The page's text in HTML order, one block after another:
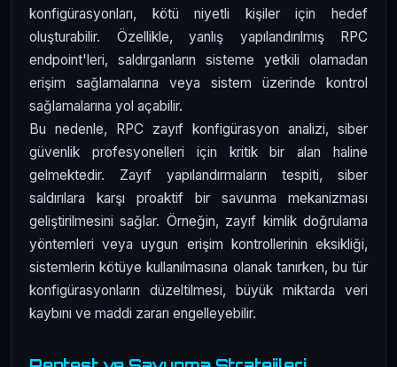
konfigürasyonları, kötü niyetli kişiler için hedef
oluşturabilir. Özellikle, yanlış yapılandırılmış RPC
endpoint'leri, saldırganların sisteme yetkili olamadan
erişim sağlamalarına veya sistem üzerinde kontrol
sağlamalarına yol açabilir.
Bu nedenle, RPC zayıf konfigürasyon analizi, siber
güvenlik profesyonelleri için kritik bir alan haline
gelmektedir. Zayıf yapılandırmaların tespiti, siber
saldırılara karşı proaktif bir savunma mekanizması
geliştirilmesini sağlar. Örneğin, zayıf kimlik doğrulama
yöntemleri veya uygun erişim kontrollerinin eksikliği,
sistemlerin kötüye kullanılmasına olanak tanırken, bu tür
konfigürasyonların düzeltilmesi, büyük miktarda veri
kaybını ve maddi zararı engelleyebilir.